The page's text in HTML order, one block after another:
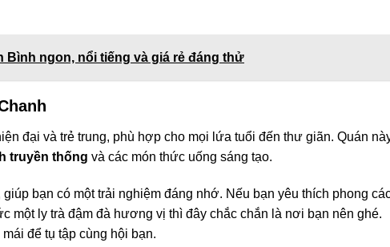
Bình ngon, nổi tiếng và giá rẻ đáng thử
đại và trẻ trung, phù hợp cho mọi lứa tuổi đến thư giãn. Quán
truyền thống và các món thức uống sáng tạo.
bạn có một trải nghiệm đáng nhớ. Nếu bạn yêu thích phong
một ly trà đậm đà hương vị thì đây chắc chắn là nơi bạn nên ghé.
để tụ tập cùng hội bạn.